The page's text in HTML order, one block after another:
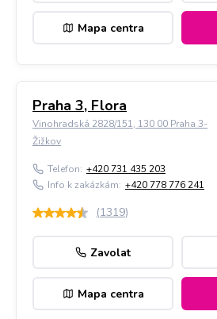
Mapa centra
Praha 3, Flora
Vinohradská 2828/151, 130 00 Praha 3-
Žižkov
Telefon: +420 731 435 203
Info k zakázkám: +420 778 776 241
(1319)
Zavolat
Mapa centra